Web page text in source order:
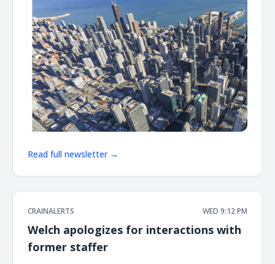
Read full newsletter →
CRAINALERTS WED 9:12 PM
Welch apologizes for interactions with
former staffer